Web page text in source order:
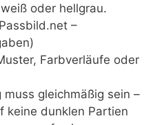
oder hellgrau.
–
Farbverläufe oder
muss gleichmäßig sein –
keine dunklen Partien